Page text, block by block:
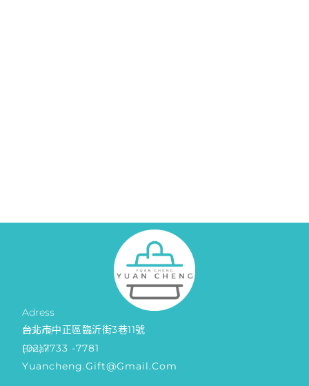
Adress
台北市中正區臨沂街3巷11號
Phone
(02)7733 -7781
Email
Yuancheng.gift@gmail.com